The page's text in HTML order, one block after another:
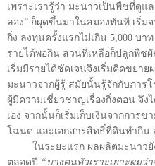
เพราะเรารู้ว่า มะนาวเป็นพืชที่ดูแ
ลอง” ก็ผุดขึ้นมาในสมองทันที เริ่
กิ่ง ลงทุนครั้งแรกไม่เกิน 5,000 บา
รายได้พอกิน ส่วนที่เหลือก็ปลูกพืชผั
เริ่มมีรายได้ชัดเจนจึงเริ่มคิดขยา
มะนาวจากผู้รู้ สมัยนั้นรู้จักกับภาร
ผู้มีความเชี่ยวชาญเรื่องกิ่งตอน จึ
เอง จากนั้นก็เริ่มเก็บเงินจากการ
โฉนด และเอกสารสิทธิ์ที่ดินทำกิ
ในระยะแรก ผลผลิตมะนาวยัง
ตลอดปี “บางคนหัวเราะเยาะผมว่